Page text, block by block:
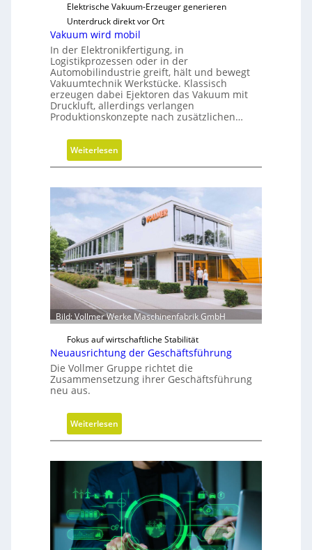
e
u
a
u
s
r
i
c
t
u
g
Elektrische Vakuum-Erzeuger generieren
Unterdruck direkt vor Ort
Vakuum wird mobil
In der Elektronikfertigung, in
Logistikprozessen oder in der
Automobilindustrie greift, hält und bewegt
Vakuumtechnik Werkstücke. Klassisch
erzeugen dabei Ejektoren das Vakuum mit
Druckluft, allerdings verlangen
Produktionskonzepte nach zusätzlichen…
Weiterlesen
V
k
u
m
w
i
r
m
o
b
i
l
Bild: Vollmer Werke Maschinenfabrik GmbH
Fokus auf wirtschaftliche Stabilität
Neuausrichtung der Geschäftsführung
Die Vollmer Gruppe richtet die
Zusammensetzung ihrer Geschäftsführung
neu aus.
Weiterlesen
N
a
u
s
r
i